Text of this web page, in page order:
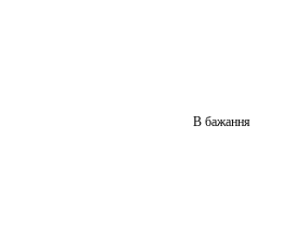
В бажання